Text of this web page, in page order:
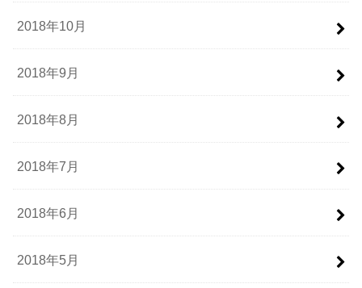
2018年10月
2018年9月
2018年8月
2018年7月
2018年6月
2018年5月